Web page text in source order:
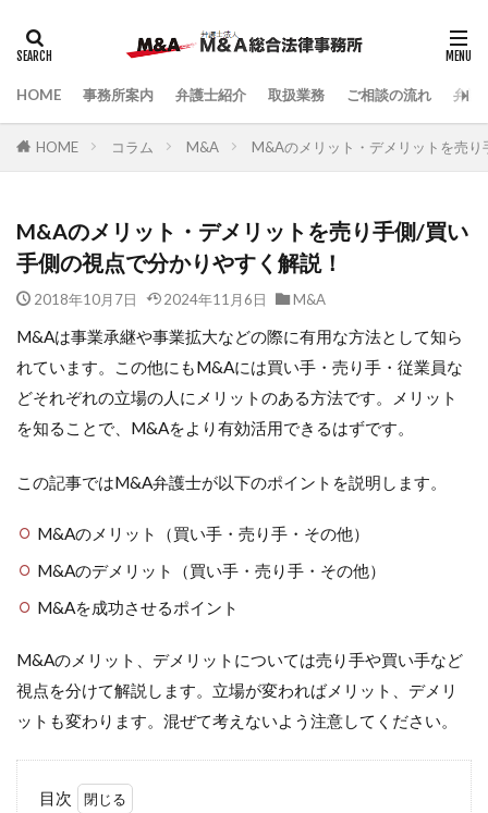
HOME 事務所案内 弁護士紹介 取扱業務 ご相談の流れ 弁護
HOME コラム M&A M&Aのメリット・デメリットを売
M&Aのメリット・デメリットを売り手側/買い
手側の視点で分かりやすく解説！
2018年10月7日 2024年11月6日 M&A
M&Aは事業承継や事業拡大などの際に有用な方法として知ら
れています。この他にもM&Aには買い手・売り手・従業員な
どそれぞれの立場の人にメリットのある方法です。メリット
を知ることで、M&Aをより有効活用できるはずです。
この記事ではM&A弁護士が以下のポイントを説明します。
M&Aのメリット（買い手・売り手・その他）
M&Aのデメリット（買い手・売り手・その他）
M&Aを成功させるポイント
M&Aのメリット、デメリットについては売り手や買い手など
視点を分けて解説します。立場が変わればメリット、デメリ
ットも変わります。混ぜて考えないよう注意してください。
目次